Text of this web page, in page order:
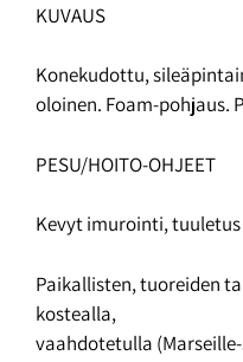
KUVAUS
Konekudottu,
oloinen. Foam-pohjaus.
PESU/HOITO-OHJEET
Kevyt imurointi,
Paikallisten, tuoreiden
kostealla,
vaahdotetulla